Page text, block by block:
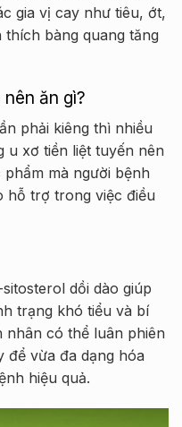
gia vị cay như tiêu, ớt,
bàng quang tăng
ăn gì?
phải kiêng thì nhiều
u xơ tiền liệt tuyến nên
mà người bệnh
hỗ trợ trong việc điều
dồi dào giúp
trạng khó tiểu và bí
nhân có thể luân phiên
để vừa đa dạng hóa
hiệu quả.